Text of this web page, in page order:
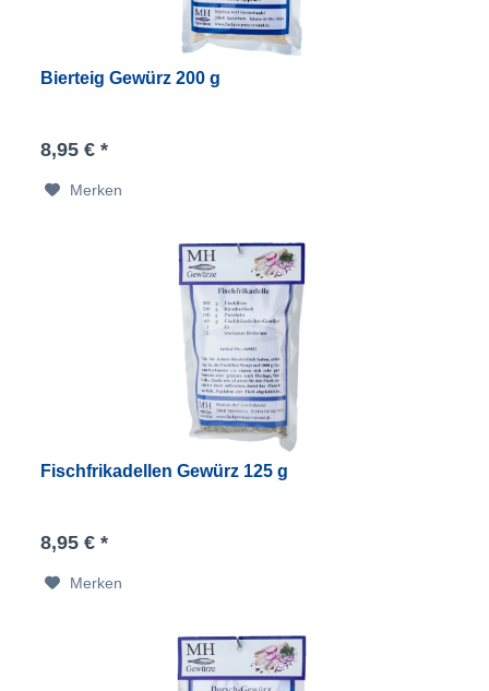
Bierteig Gewürz 200 g
8,95 € *
Merken
Fischfrikadellen Gewürz 125 g
8,95 € *
Merken